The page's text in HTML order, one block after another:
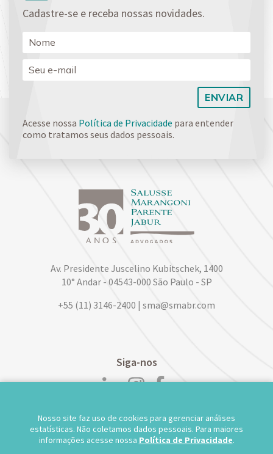
Cadastre-se e receba nossas novidades.
Acesse nossa Política de Privacidade para entender
como tratamos seus dados pessoais.
Av. Presidente Juscelino Kubitschek, 1400
10° Andar - 04543-000 São Paulo - SP
+55 (11) 3146-2400 | sma@smabr.com
Siga-nos
POLÍTICA DE PRIVACIDADE DE DADOS
Nosso site faz uso de cookies para gerenciar análises
estatísticas. Não coletamos dados pessoais. Para maiores
informações acesse nossa Política de Privacidade.